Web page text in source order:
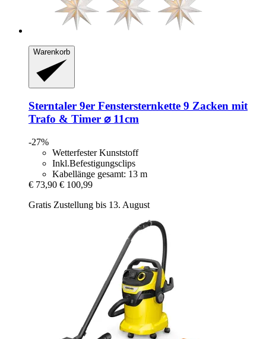
Warenkorb
Sterntaler 9er Fenstersternkette 9 Zacken mit
Trafo & Timer ⌀ 11cm
-27%
Wetterfester Kunststoff
Inkl.Befestigungsclips
Kabellänge gesamt: 13 m
€ 73,90 € 100,99
Gratis Zustellung bis 13. August